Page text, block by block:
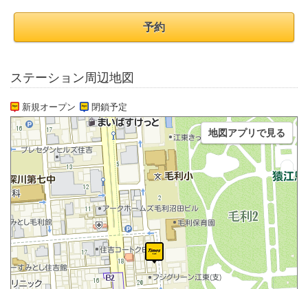
予約
ステーション周辺地図
新規オープン 閉鎖予定
地図アプリで見る